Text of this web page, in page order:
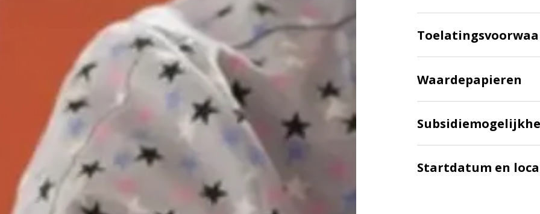
Ga direct naar:
In het kort
De cursus
Veelgestelde vragen
Waardepapieren
Startdatum en